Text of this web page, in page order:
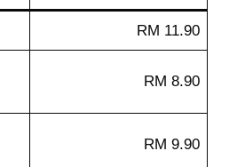
RM 11.90
RM 8.90
RM 9.90